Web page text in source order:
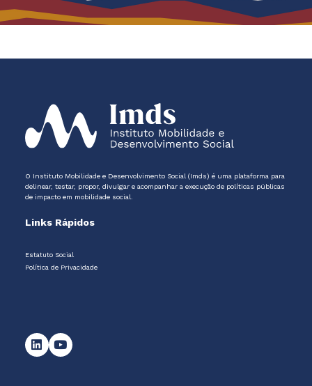
O Instituto Mobilidade e Desenvolvimento Social (Imds) é uma plataforma para
delinear, testar, propor, divulgar e acompanhar a execução de políticas públicas
de impacto em mobilidade social.
Links Rápidos
Estatuto Social
Política de Privacidade